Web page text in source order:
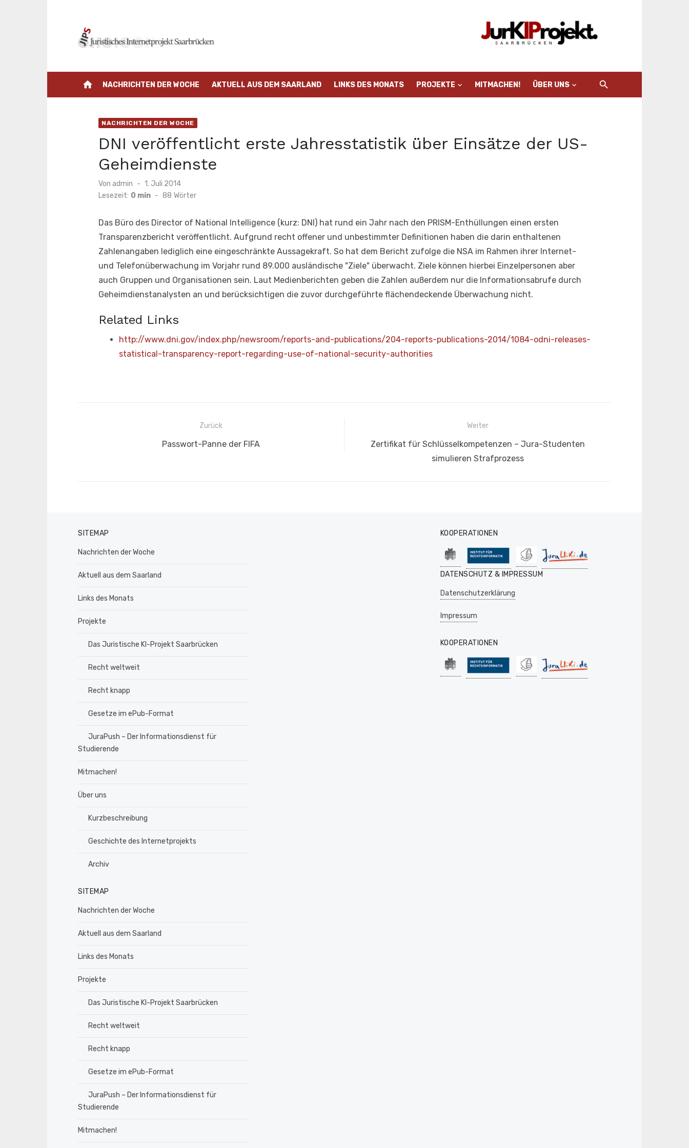
home NACHRICHTEN DER WOCHE AKTUELL AUS DEM SAARLAND LINKS DES MONATS PROJEKTE MITMACHEN! ÜBER UNS
NACHRICHTEN DER WOCHE
DNI veröffentlicht erste Jahresstatistik über Einsätze der US-
Geheimdienste
Von admin
Veröffentlicht
am
1. Juli 2014
Lesezeit: 0 min - 88 Wörter
Das Büro des Director of National Intelligence (kurz: DNI) hat rund ein Jahr nach den PRISM-Enthüllungen einen ersten
Transparenzbericht veröffentlicht. Aufgrund recht offener und unbestimmter Definitionen haben die darin enthaltenen
Zahlenangaben lediglich eine eingeschränkte Aussagekraft. So hat dem Bericht zufolge die NSA im Rahmen ihrer Internet-
und Telefonüberwachung im Vorjahr rund 89.000 ausländische "Ziele" überwacht. Ziele können hierbei Einzelpersonen aber
auch Gruppen und Organisationen sein. Laut Medienberichten geben die Zahlen außerdem nur die Informationsabrufe durch
Geheimdienstanalysten an und berücksichtigen die zuvor durchgeführte flächendeckende Überwachung nicht.
Related Links
http://www.dni.gov/index.php/newsroom/reports-and-publications/204-reports-publications-2014/1084-odni-releases-
statistical-transparency-report-regarding-use-of-national-security-authorities
BeitragsnavigationZurück
Vorheriger
Passwort-Panne der FIFA
Weiter
Nächster
Zertifikat für Schlüsselkompetenzen – Jura-Studenten
simulieren Strafprozess
SITEMAP
Nachrichten der Woche
Aktuell aus dem Saarland
Links des Monats
Projekte
Das Juristische KI-Projekt Saarbrücken
Recht weltweit
Recht knapp
Gesetze im ePub-Format
JuraPush – Der Informationsdienst für
Studierende
Mitmachen!
Über uns
Kurzbeschreibung
Geschichte des Internetprojekts
Archiv
SITEMAP
Nachrichten der Woche
Aktuell aus dem Saarland
Links des Monats
Projekte
Das Juristische KI-Projekt Saarbrücken
Recht weltweit
Recht knapp
Gesetze im ePub-Format
JuraPush – Der Informationsdienst für
Studierende
Mitmachen!
KOOPERATIONEN
DATENSCHUTZ & IMPRESSUM
Datenschutzerklärung
Impressum
KOOPERATIONEN